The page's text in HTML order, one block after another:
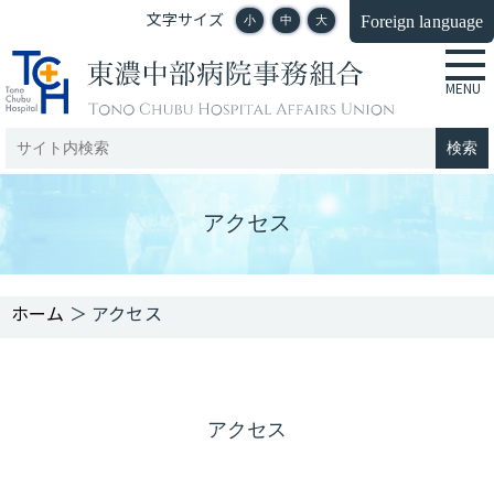
文字サイズ 小 中 大 Foreign language
アクセス
＞ アクセス
アクセス